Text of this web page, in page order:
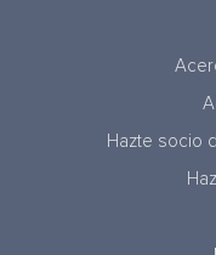
Hazte socio